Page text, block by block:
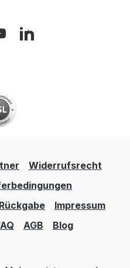
Widerrufsrecht
Rückgabe
Impressum
AGB Blog